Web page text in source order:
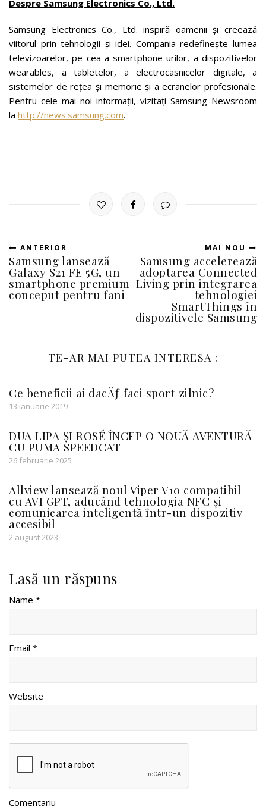
Despre Samsung Electronics Co., Ltd.
Samsung Electronics Co., Ltd. inspiră oamenii și creează
viitorul prin tehnologii și idei. Compania redefinește lumea
televizoarelor, pe cea a smartphone-urilor, a dispozitivelor
wearables, a tabletelor, a electrocasnicelor digitale, a
sistemelor de rețea și memorie și a ecranelor profesionale.
Pentru cele mai noi informații, vizitați Samsung Newsroom
la http://news.samsung.com.
ANTERIOR
Samsung lansează
Galaxy S21 FE 5G, un
smartphone premium
conceput pentru fani
MAI NOU
Samsung accelerează
adoptarea Connected
Living prin integrarea
tehnologiei
SmartThings în
dispozitivele Samsung
TE-AR MAI PUTEA INTERESA :
Ce beneficii ai dacÄƒ faci sport zilnic?
13 ianuarie 2019
DUA LIPA ȘI ROSÉ ÎNCEP O NOUĂ AVENTURĂ
CU PUMA SPEEDCAT
26 februarie 2025
Allview lansează noul Viper V10 compatibil
cu AVI GPT, aducând tehnologia NFC și
comunicarea inteligentă într-un dispozitiv
accesibil
2 august 2023
Lasă un răspuns
Name *
Email *
Website
Comentariu